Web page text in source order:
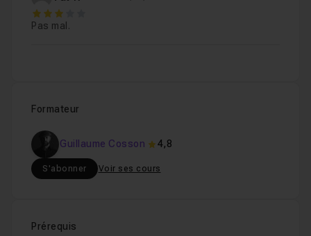
3
Pas mal.
Formateur
Guillaume Cosson 4,8
S'abonner Voir ses cours
Prérequis